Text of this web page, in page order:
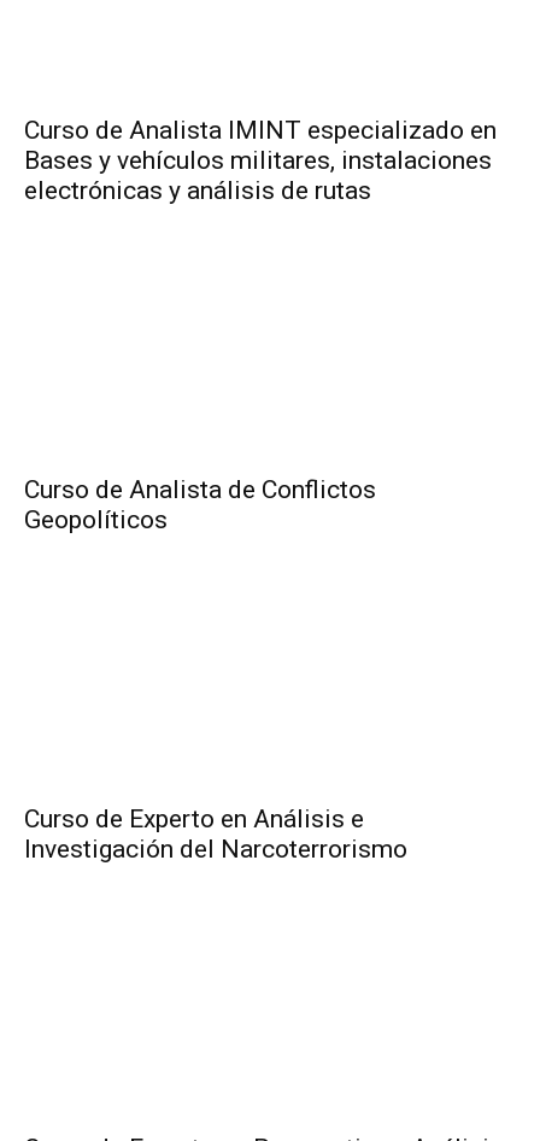
Curso de Analista IMINT especializado en
Bases y vehículos militares, instalaciones
electrónicas y análisis de rutas
Curso de Analista de Conflictos
Geopolíticos
Curso de Experto en Análisis e
Investigación del Narcoterrorismo